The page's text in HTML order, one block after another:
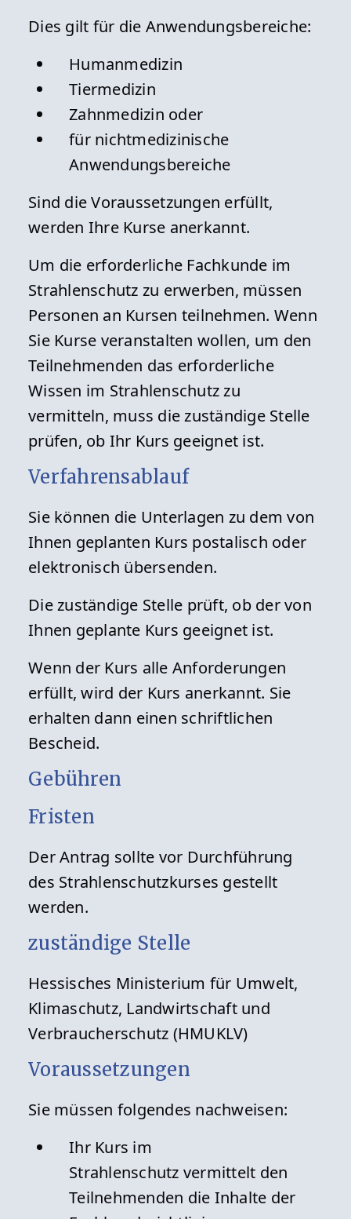
Dies gilt für die Anwendungsbereiche:
Humanmedizin
Tiermedizin
Zahnmedizin oder
für nichtmedizinische
Anwendungsbereiche
Sind die Voraussetzungen erfüllt,
werden Ihre Kurse anerkannt.
Um die erforderliche Fachkunde im
Strahlenschutz zu erwerben, müssen
Personen an Kursen teilnehmen. Wenn
Sie Kurse veranstalten wollen, um den
Teilnehmenden das erforderliche
Wissen im Strahlenschutz zu
vermitteln, muss die zuständige Stelle
prüfen, ob Ihr Kurs geeignet ist.
Verfahrensablauf
Sie können die Unterlagen zu dem von
Ihnen geplanten Kurs postalisch oder
elektronisch übersenden.
Die zuständige Stelle prüft, ob der von
Ihnen geplante Kurs geeignet ist.
Wenn der Kurs alle Anforderungen
erfüllt, wird der Kurs anerkannt. Sie
erhalten dann einen schriftlichen
Bescheid.
Gebühren
Fristen
Der Antrag sollte vor Durchführung
des Strahlenschutzkurses gestellt
werden.
zuständige Stelle
Hessisches Ministerium für Umwelt,
Klimaschutz, Landwirtschaft und
Verbraucherschutz (HMUKLV)
Voraussetzungen
Sie müssen folgendes nachweisen:
Ihr Kurs im
Strahlenschutz vermittelt den
Teilnehmenden die Inhalte der